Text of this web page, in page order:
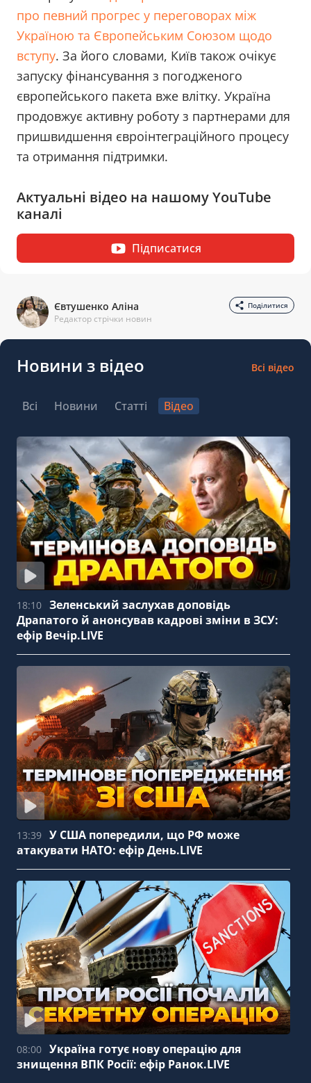
про певний прогрес у переговорах між
Україною та Європейським Союзом щодо
вступу. За його словами, Київ також очікує
запуску фінансування з погодженого
європейського пакета вже влітку. Україна
продовжує активну роботу з партнерами для
пришвидшення євроінтеграційного процесу
та отримання підтримки.
Актуальні відео на нашому YouTube
каналі
Підписатися
Євтушенко Аліна
Редактор стрічки новин
Поділитися
Новини з відео Всі відео
Всі Новини Статті Відео
18:10 Зеленський заслухав доповідь
Драпатого й анонсував кадрові зміни в ЗСУ:
ефір Вечір.LIVE
13:39 У США попередили, що РФ може
атакувати НАТО: ефір День.LIVE
08:00 Україна готує нову операцію для
знищення ВПК Росії: ефір Ранок.LIVE